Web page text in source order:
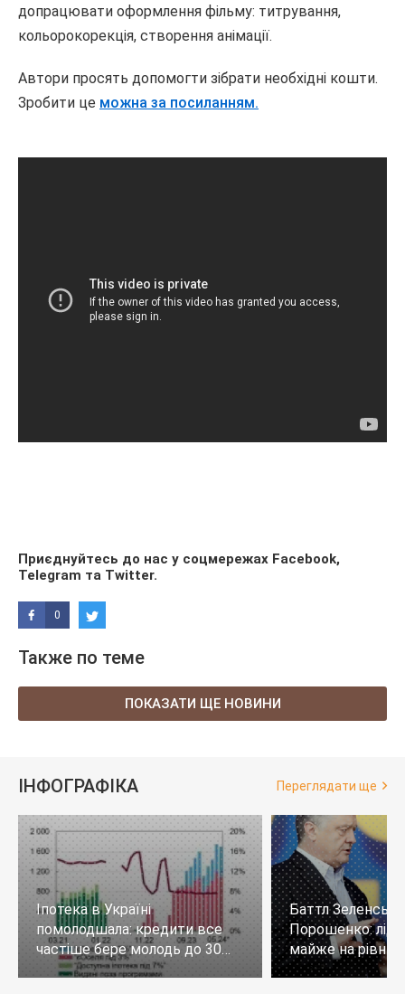
допрацювати оформлення фільму: титрування,
кольорокорекція, створення анімації.
Автори просять допомогти зібрати необхідні кошти.
Зробити це можна за посиланням.
Приєднуйтесь до нас у соцмережах Facebook,
Telegram та Twitter.
0
Также по теме
ПОКАЗАТИ ЩЕ НОВИНИ
ІНФОГРАФІКА Переглядати ще
Іпотека в Україні
помолодшала: кредити все
частіше бере молодь до 30
років
Баттл
Порошенко:
майже на
тих, хто не